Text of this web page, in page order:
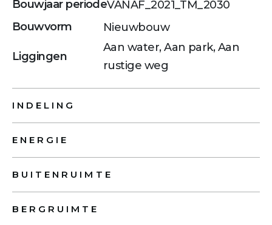
Bouwjaar periodeVANAF_2021_TM_2030
Bouwvorm
Nieuwbouw
Liggingen
Aan water, Aan park, Aan
rustige weg
INDELING
ENERGIE
BUITENRUIMTE
BERGRUIMTE